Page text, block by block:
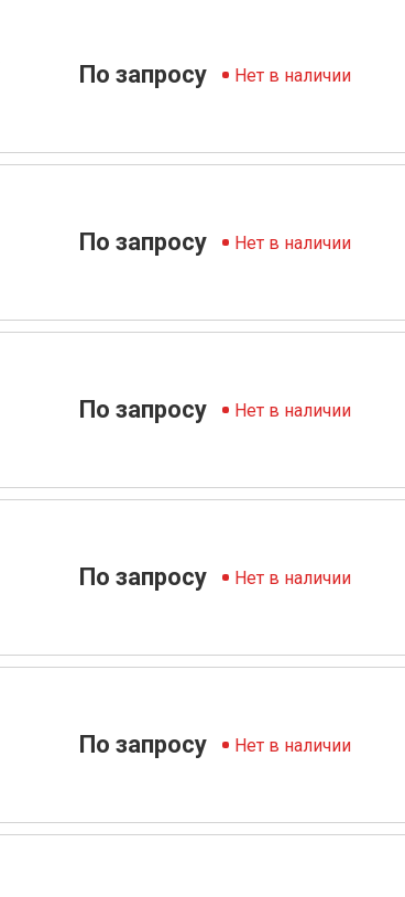
По запросу Нет в наличии
По запросу Нет в наличии
По запросу Нет в наличии
По запросу Нет в наличии
По запросу Нет в наличии